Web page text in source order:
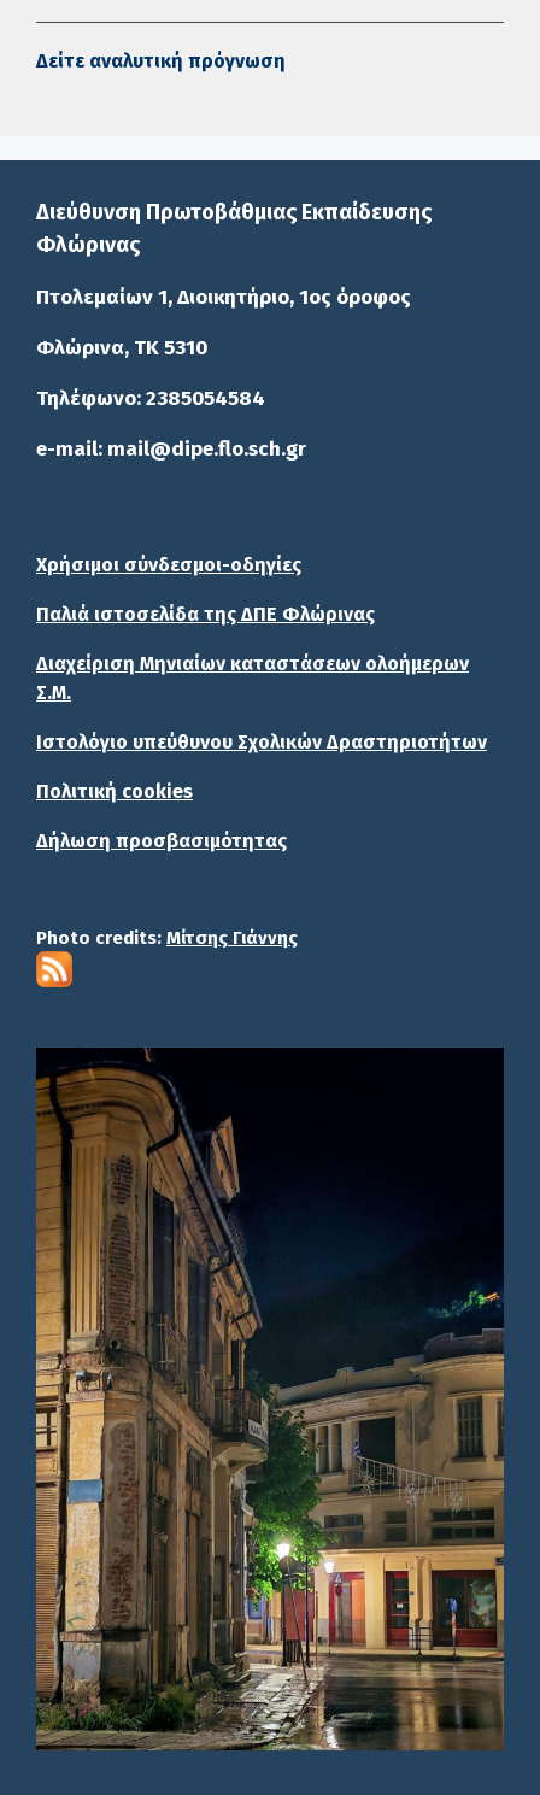
Δείτε αναλυτική πρόγνωση
Διεύθυνση Πρωτοβάθμιας Εκπαίδευσης
Φλώρινας
Πτολεμαίων 1, Διοικητήριο, 1ος όροφος
Φλώρινα, ΤΚ 5310
Τηλέφωνο: 2385054584
e-mail: mail@dipe.flo.sch.gr
Χρήσιμοι σύνδεσμοι-οδηγίες
Παλιά ιστοσελίδα της ΔΠΕ Φλώρινας
Διαχείριση Μηνιαίων καταστάσεων ολοήμερων
Σ.Μ.
Ιστολόγιο υπεύθυνου Σχολικών Δραστηριοτήτων
Πολιτική cookies
Δήλωση προσβασιμότητας
Photo credits: Μίτσης Γιάννης